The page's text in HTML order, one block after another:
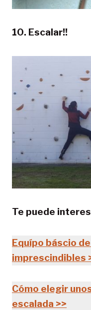
10. Escalar!!
Te puede
Equípo báscio
imprescindibles
Cómo elegir
escalada >>